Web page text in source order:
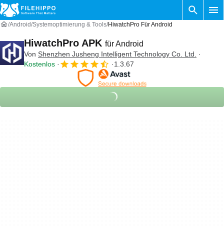
Android Systemoptimierung & Tools HiwatchPro Für Android
HiwatchPro APK für Android
Von Shenzhen Jusheng Intelligent Technology Co. Ltd.
Kostenlos
1.3.67